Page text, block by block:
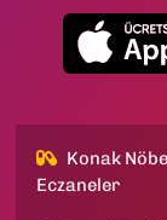
Konak
Eczaneler